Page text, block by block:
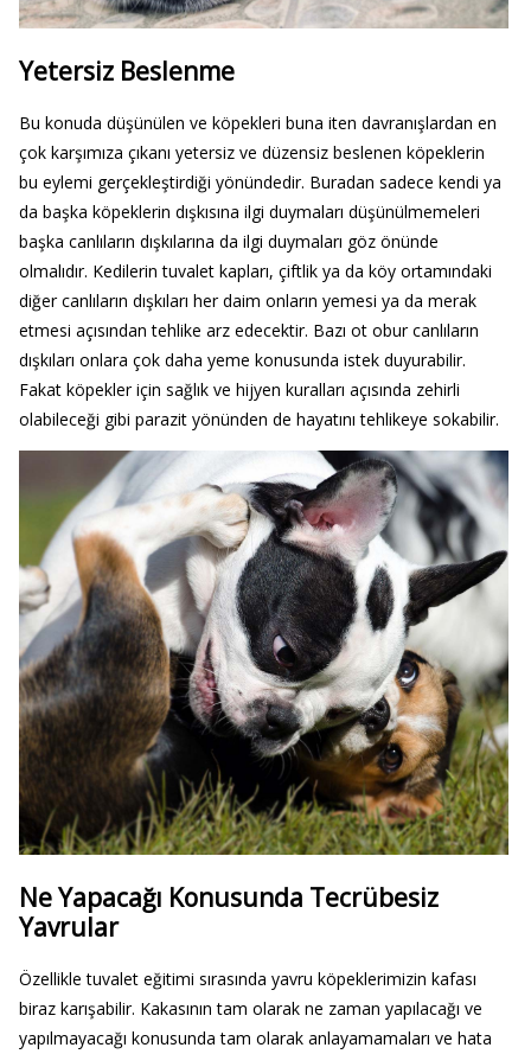
Yetersiz Beslenme
Bu konuda düşünülen ve köpekleri buna iten davranışlardan en
çok karşımıza çıkanı yetersiz ve düzensiz beslenen köpeklerin
bu eylemi gerçekleştirdiği yönündedir. Buradan sadece kendi ya
da başka köpeklerin dışkısına ilgi duymaları düşünülmemeleri
başka canlıların dışkılarına da ilgi duymaları göz önünde
olmalıdır. Kedilerin tuvalet kapları, çiftlik ya da köy ortamındaki
diğer canlıların dışkıları her daim onların yemesi ya da merak
etmesi açısından tehlike arz edecektir. Bazı ot obur canlıların
dışkıları onlara çok daha yeme konusunda istek duyurabilir.
Fakat köpekler için sağlık ve hijyen kuralları açısında zehirli
olabileceği gibi parazit yönünden de hayatını tehlikeye sokabilir.
Ne Yapacağı Konusunda Tecrübesiz
Yavrular
Özellikle tuvalet eğitimi sırasında yavru köpeklerimizin kafası
biraz karışabilir. Kakasının tam olarak ne zaman yapılacağı ve
yapılmayacağı konusunda tam olarak anlayamamaları ve hata